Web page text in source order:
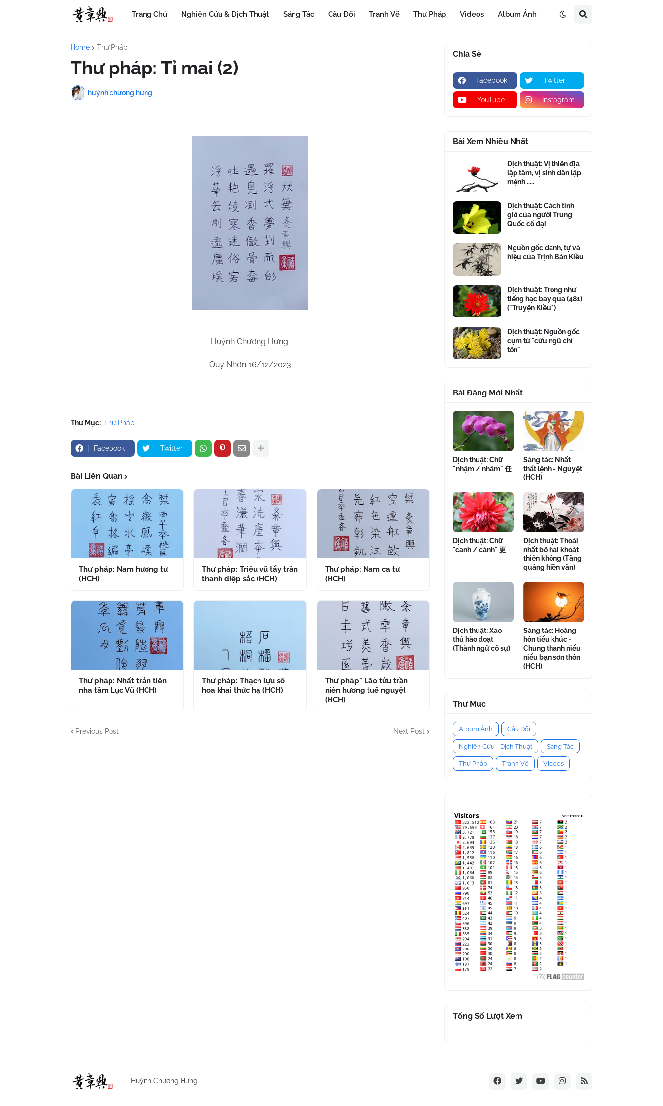
Trang Chủ Nghiên Cứu & Dịch Thuật Sáng Tác Câu Đối Tranh Vẽ Thư Pháp Videos Album Ảnh
Home Thư Pháp
Thư pháp: Tỉ mai (2)
huỳnh chương hưng
Huỳnh Chương Hưng
Quy Nhơn 16/12/2023
Thư Mục: Thư Pháp
Facebook Twitter
Bài Liên Quan
Thư pháp: Nam hương tử
(HCH)
Thư pháp: Triêu vũ tẩy trần
thanh diệp sắc (HCH)
Thư pháp: Nam ca tử
(HCH)
Thư pháp: Nhất trản tiên
nha tầm Lục Vũ (HCH)
Thư pháp: Thạch lựu sổ
hoa khai thức hạ (HCH)
Thư pháp" Lão tửu trần
niên hương tuế nguyệt
(HCH)
Previous Post Next Post
Chia Sẻ
Facebook Twitter
YouTube Instagram
Bài Xem Nhiều Nhất
Dịch thuật: Vị thiên địa
lập tâm, vị sinh dân lập
mệnh .....
Dịch thuật: Cách tính
giờ của người Trung
Quốc cổ đại
Nguồn gốc danh, tự và
hiệu của Trịnh Bản Kiều
Dịch thuật: Trong như
tiếng hạc bay qua (481)
("Truyện Kiều")
Dịch thuật: Nguồn gốc
cụm từ "cửu ngũ chí
tôn"
Bài Đăng Mới Nhất
Dịch thuật: Chữ
"nhậm / nhâm" 任
Sáng tác: Nhất
thất lệnh - Nguyệt
(HCH)
Dịch thuật: Chữ
"canh / cánh" 更
Dịch thuật: Thoái
nhất bộ hải khoát
thiên không (Tăng
quảng hiền văn)
Dịch thuật: Xảo
thủ hào đoạt
(Thành ngữ cố sự)
Sáng tác: Hoàng
hôn tiểu khúc -
Chung thanh niểu
niểu bạn sơn thôn
(HCH)
Thư Mục
Album Ảnh Câu Đối
Nghiên Cứu - Dịch Thuật Sáng Tác
Thư Pháp Tranh Vẽ Videos
Tổng Số Lượt Xem
Huỳnh Chương Hưng